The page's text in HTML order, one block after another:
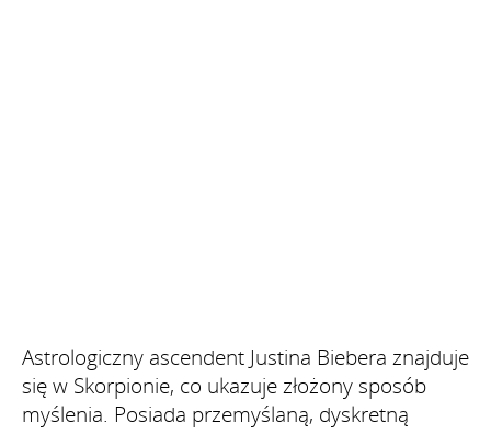
Astrologiczny ascendent Justina Biebera znajduje
się w Skorpionie, co ukazuje złożony sposób
myślenia. Posiada przemyślaną, dyskretną